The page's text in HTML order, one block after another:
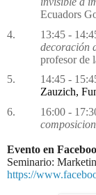
Ecuadors
4.
13:45 -
decoración
profesor de
5.
14:45 -
Zauzich,
6.
16:00 -
Evento en
Seminario:
https://